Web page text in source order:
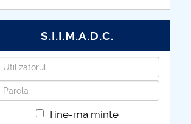
S.I.I.M.A.D.C.
Utilizatorul
Parola
Tine-ma minte